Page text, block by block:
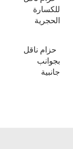
للكسارة
الحجرية
حزام ناقل
بجوانب
جانبية